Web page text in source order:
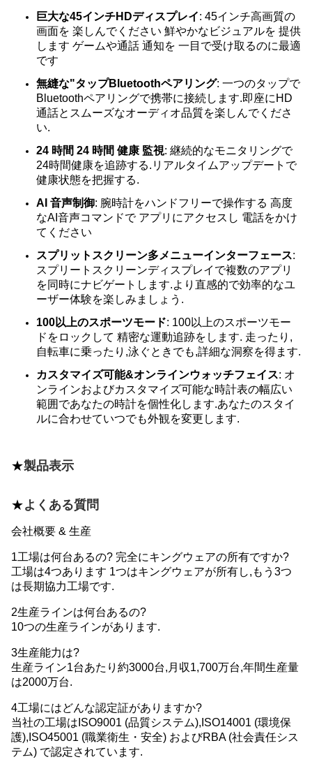
巨大な45インチHDディスプレイ: 45インチ高画質の
画面を 楽しんでください 鮮やかなビジュアルを 提供
します ゲームや通話 通知を 一目で受け取るのに最適
です
無縫な"タップBluetoothペアリング: 一つのタップで
Bluetoothペアリングで携帯に接続します.即座にHD
通話とスムーズなオーディオ品質を楽しんでくださ
い.
24 時間 24 時間 健康 監視: 継続的なモニタリングで
24時間健康を追跡する.リアルタイムアップデートで
健康状態を把握する.
AI 音声制御: 腕時計をハンドフリーで操作する 高度
なAI音声コマンドで アプリにアクセスし 電話をかけ
てください
スプリットスクリーン多メニューインターフェース:
スプリートスクリーンディスプレイで複数のアプリ
を同時にナビゲートします.より直感的で効率的なユ
ーザー体験を楽しみましょう.
100以上のスポーツモード: 100以上のスポーツモー
ドをロックして 精密な運動追跡をします. 走ったり,
自転車に乗ったり,泳ぐときでも,詳細な洞察を得ます.
カスタマイズ可能&オンラインウォッチフェイス: オ
ンラインおよびカスタマイズ可能な時計表の幅広い
範囲であなたの時計を個性化します.あなたのスタイ
ルに合わせていつでも外観を変更します.
★製品表示
★よくある質問
会社概要 & 生産
1工場は何台あるの? 完全にキングウェアの所有ですか?
工場は4つあります 1つはキングウェアが所有し,もう3つ
は長期協力工場です.
2生産ラインは何台あるの?
10つの生産ラインがあります.
3生産能力は?
生産ライン1台あたり約3000台,月収1,700万台,年間生産量
は2000万台.
4工場にはどんな認定証がありますか?
当社の工場はISO9001 (品質システム),ISO14001 (環境保
護),ISO45001 (職業衛生・安全) およびRBA (社会責任シス
テム) で認定されています.